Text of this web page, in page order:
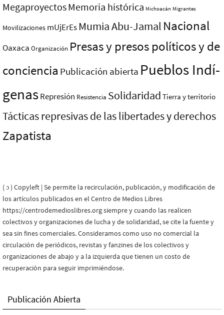
MegaproyectosMemoria histórica Michoacán Migrantes
Movilizaciones mUjErEs Mumia Abu-Jamal Nacional
Oaxaca Organización Presas y presos polí­ticos y de
conciencia Publicación abierta Pueblos Indí­
genasRepresión Resistencia Solidaridad Tierra y territorio
Tácticas represivas de las libertades y derechos
Zapatista
( ɔ ) Copyleft | Se permite la recirculación, publicación, y modificación de
los artículos publicados en el Centro de Medios Libres
https://centrodemedioslibres.org siempre y cuando las realicen
colectivos y organizaciones de lucha y de solidaridad, se cite la fuente y
sea sin fines comerciales. Consideramos como uso no comercial la
circulación de periódicos, revistas y fanzines de los colectivos y
organizaciones de abajo y a la izquierda que tienen un costo de
recuperación para seguir imprimiéndose.
Publicación Abierta